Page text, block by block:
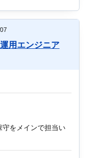
あります。
軽にご相談くださ
？
ク）はありますか？
2日の在宅勤務が可
用エンジニア
をメインで担当い